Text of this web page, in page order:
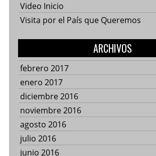
Video Inicio
Visita por el País que Queremos
ARCHIVOS
febrero 2017
enero 2017
diciembre 2016
noviembre 2016
agosto 2016
julio 2016
junio 2016